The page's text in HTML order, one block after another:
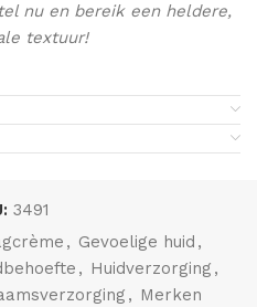
nu en bereik een heldere,
textuur!
3491
, Gevoelige huid ,
, Huidverzorging ,
, Merken